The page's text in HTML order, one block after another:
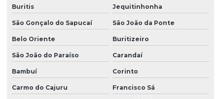
Buritis Jequitinhonha
São Gonçalo do Sapucaí São João da Ponte
Belo Oriente Buritizeiro
São João do Paraíso Carandaí
Bambuí Corinto
Carmo do Cajuru Francisco Sá